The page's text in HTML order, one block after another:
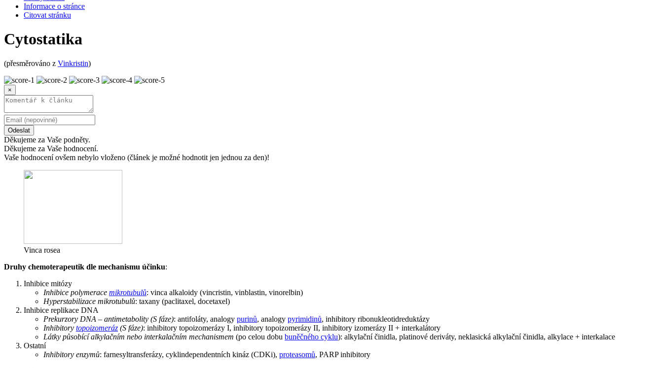
Informace o stránce
Citovat stránku
Cytostatika
(přesměrováno z Vinkristin)
×
Odeslat
Děkujeme za Vaše podněty.
Děkujeme za Vaše hodnocení.
Vaše hodnocení ovšem nebylo vloženo (článek je možné hodnotit jen jednou za den)!
Vinca rosea
Druhy chemoterapeutik dle mechanismu účinku:
Inhibice mitózy
Inhibice polymerace mikrotubulů: vinca alkaloidy (vincristin, vinblastin, vinorelbin)
Hyperstabilizace mikrotubulů: taxany (paclitaxel, docetaxel)
Inhibice replikace DNA
Prekurzory DNA – antimetabolity (S fáze): antifoláty, analogy purinů, analogy pyrimidinů, inhibitory ribonukleotidreduktázy
Inhibitory topoizomeráz (S fáze): inhibitory topoizomerázy I, inhibitory topoizomerázy II, inhibitory izomerázy II + interkalátory
Látky působící alkylačním nebo interkalačním mechanismem (po celou dobu buněčného cyklu): alkylační činidla, platinové deriváty, neklasická alkylační činidla, alkylace + interkalace
Ostatní
Inhibitory enzymů: farnesyltransferázy, cyklindependentních kináz (CDKi), proteasomů, PARP inhibitory